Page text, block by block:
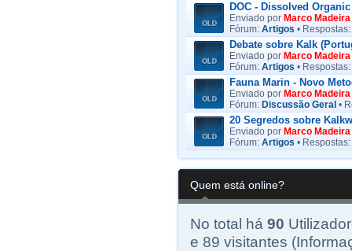
DOC - Dissolved
Enviado por Marco Madeira
Fórum: Artigos • Respostas:
Debate sobre Kalk
Enviado por Marco Madeira
Fórum: Artigos • Respostas:
Fauna Marin - Novo
Enviado por Marco Madeira
Fórum: Discussão Geral •
20 Segredos sobre
Enviado por Marco Madeira
Fórum: Artigos • Respostas:
Quem está online?
No total há 90
e 89 visitantes